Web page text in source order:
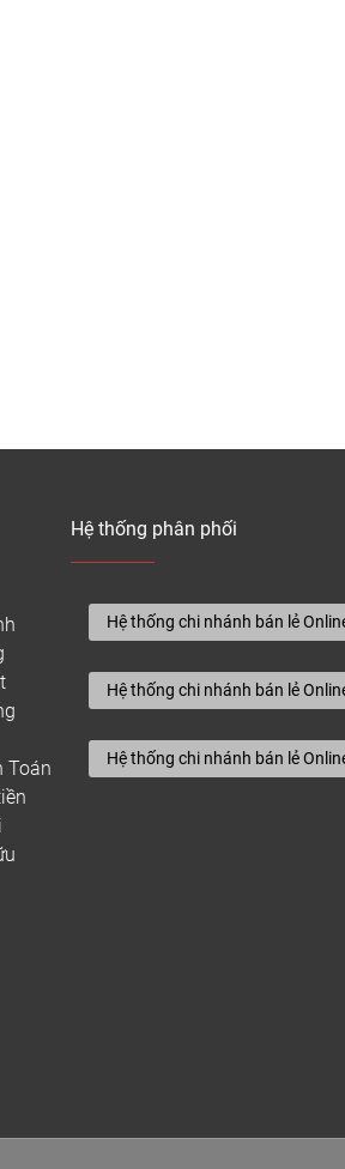
Sần vân
36 thanh
= 2.2831m²
Toán
Hệ thống phân phối
Hệ thống chi nhánh bán lẻ
Hệ thống chi nhánh bán lẻ
Hệ thống chi nhánh bán lẻ